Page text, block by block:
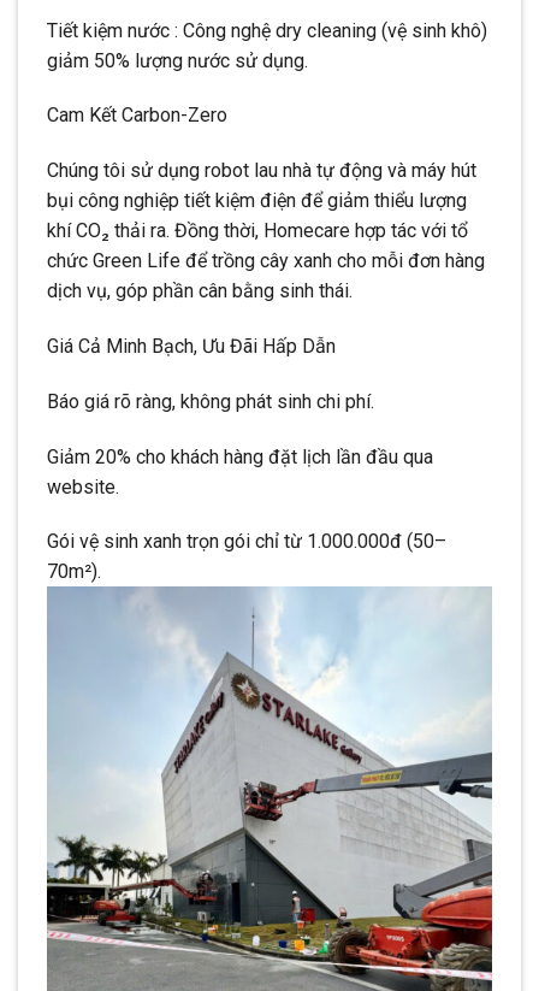
Tiết kiệm nước : Công nghệ dry cleaning (vệ sinh khô)
giảm 50% lượng nước sử dụng.
Cam Kết Carbon-Zero
Chúng tôi sử dụng robot lau nhà tự động và máy hút
bụi công nghiệp tiết kiệm điện để giảm thiểu lượng
khí CO₂ thải ra. Đồng thời, Homecare hợp tác với tổ
chức Green Life để trồng cây xanh cho mỗi đơn hàng
dịch vụ, góp phần cân bằng sinh thái.
Giá Cả Minh Bạch, Ưu Đãi Hấp Dẫn
Báo giá rõ ràng, không phát sinh chi phí.
Giảm 20% cho khách hàng đặt lịch lần đầu qua
website.
Gói vệ sinh xanh trọn gói chỉ từ 1.000.000đ (50–
70m²).